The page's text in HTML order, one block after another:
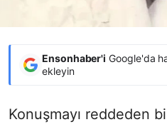
Ensonhaber'i Google'da
ekleyin
Konuşmayı reddeden